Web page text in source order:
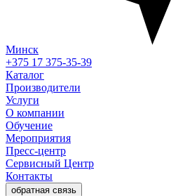
Минск
+375 17 375-35-39
Каталог
Производители
Услуги
О компании
Обучение
Мероприятия
Пресс-центр
Сервисный Центр
Контакты
обратная связь